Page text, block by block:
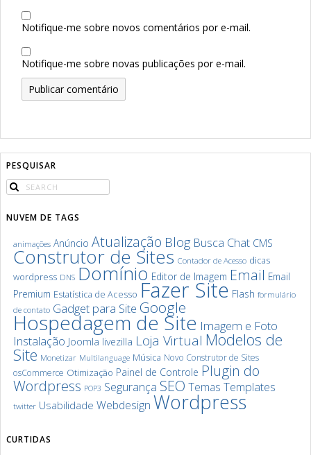
Notifique-me sobre novos comentários por e-mail.
Notifique-me sobre novas publicações por e-mail.
PESQUISAR
NUVEM DE TAGS
animações Anúncio Atualização Blog Busca Chat CMS
Construtor de Sites Contador de Acesso dicas
wordpress DNS Domínio Editor de Imagem Email Email
Premium Estatística de Acesso Fazer Site Flash formulário
de contato Gadget para Site Google
Hospedagem de Site Imagem e Foto
Instalação Joomla livezilla Loja Virtual Modelos de
Site Monetizar Multilanguage Música Novo Construtor de Sites
osCommerce Otimização Painel de Controle Plugin do
Wordpress POP3 Segurança SEO Temas Templates
twitter Usabilidade Webdesign Wordpress
CURTIDAS